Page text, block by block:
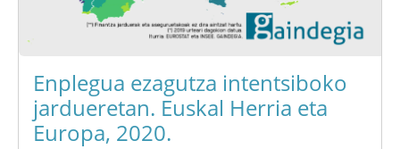
Enplegua ezagutza intentsiboko
jardueretan. Euskal Herria eta
Europa, 2020.